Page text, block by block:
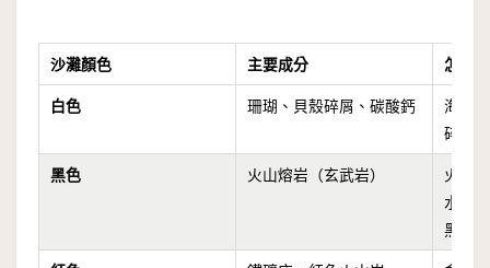
沙灘顏色 主要成分 怎麼
白色 珊瑚、貝殼碎屑、碳酸鈣
海洋
碎，
黑色 火山熔岩（玄武岩）
火山
水急
黑色